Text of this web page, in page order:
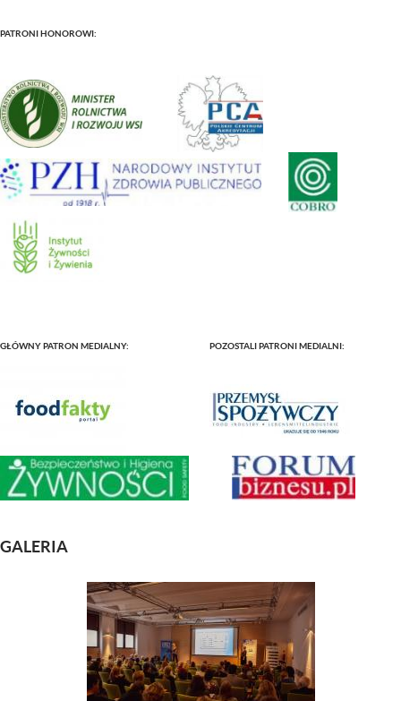
PATRONI HONOROWI:
GŁÓWNY PATRON MEDIALNY: POZOSTALI PATRONI MEDIALNI:
GALERIA